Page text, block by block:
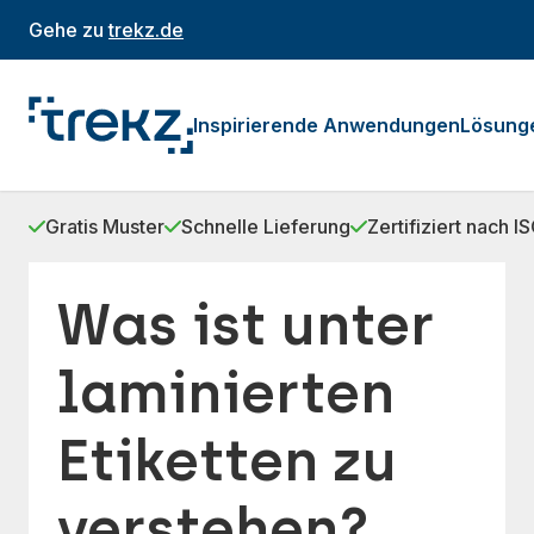
Gehe zutrekz.de
Inspirierende Anwendungen
Gratis Muster Schnelle Lieferung Zertifiziert nach
Was ist unter
laminierten
Etiketten zu